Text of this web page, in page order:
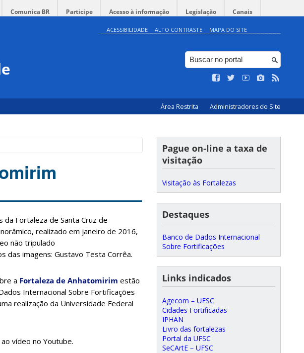
Comunica BR Participe Acesso à informação Legislação Canais
ACESSIBILIDADE ALTO CONTRASTE MAPA DO SITE
Área Restrita Administradores do Site
da Fortaleza de Santa Cruz de
realizado em janeiro de 2016,
não tripulado
das imagens: Gustavo Testa Corrêa.
a Fortaleza de Anhatomirim estão
Internacional Sobre Fortificações
realização da Universidade Federal
vídeo no Youtube.
Pague on-line a taxa de
visitação
Visitação às Fortalezas
Destaques
Banco de Dados Internacional
Sobre Fortificações
Links indicados
Agecom – UFSC
Cidades Fortificadas
IPHAN
Livro das fortalezas
Portal da UFSC
SeCArtE – UFSC